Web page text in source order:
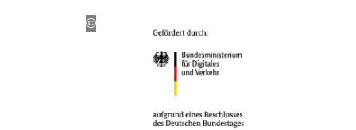
©
Bundesministerium